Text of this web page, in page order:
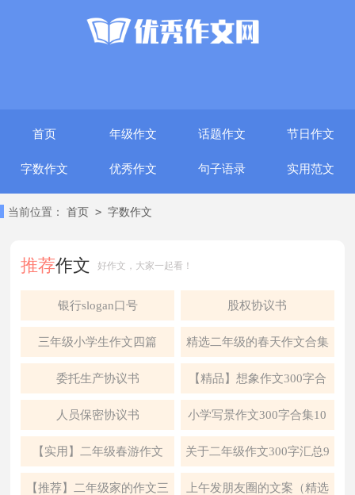
首页 年级作文 话题作文 节日作文
字数作文 优秀作文 句子语录 实用范文
当前位置： 首页 > 字数作文
推荐作文 好作文，大家一起看！
银行slogan口号 股权协议书
三年级小学生作文四篇 精选二年级的春天作文合集
5篇
委托生产协议书 【精品】想象作文300字合
集6篇
人员保密协议书 小学写景作文300字合集10
篇
【实用】二年级春游作文
300字四篇
关于二年级作文300字汇总9
篇
【推荐】二年级家的作文三 上午发朋友圈的文案（精选